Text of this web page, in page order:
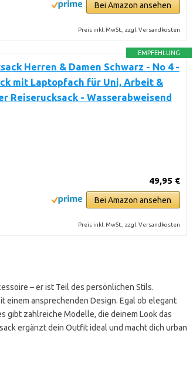
Bei Amazon ansehen
Preis inkl. MwSt., zzgl. Versandkosten
EMPFEHLUNG
Herren & Damen Schwarz - No 4 -
mit Laptopfach für Uni, Arbeit &
Reiserucksack - Wasserabweisend
49,95 €
Bei Amazon ansehen
Preis inkl. MwSt., zzgl. Versandkosten
– er ist Teil des persönlichen Stils.
einem ansprechenden Design. Egal ob elegant
gibt zahlreiche Modelle, die deinem Look das
ergänzt dein Outfit ideal und macht dich urban